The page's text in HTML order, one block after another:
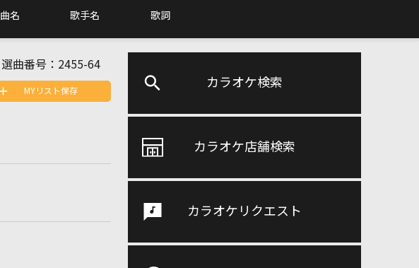
曲名 歌手名 歌詞
カラオケ検索
カラオケ店舗検索
カラオケリクエスト
選曲番号： 2455-64
MYリスト保存